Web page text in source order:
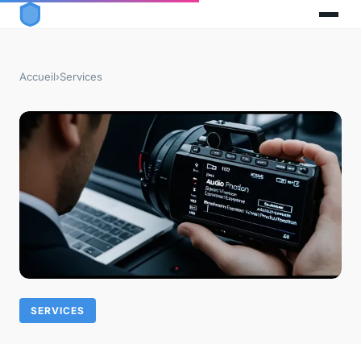
Accueil›Services
SERVICES